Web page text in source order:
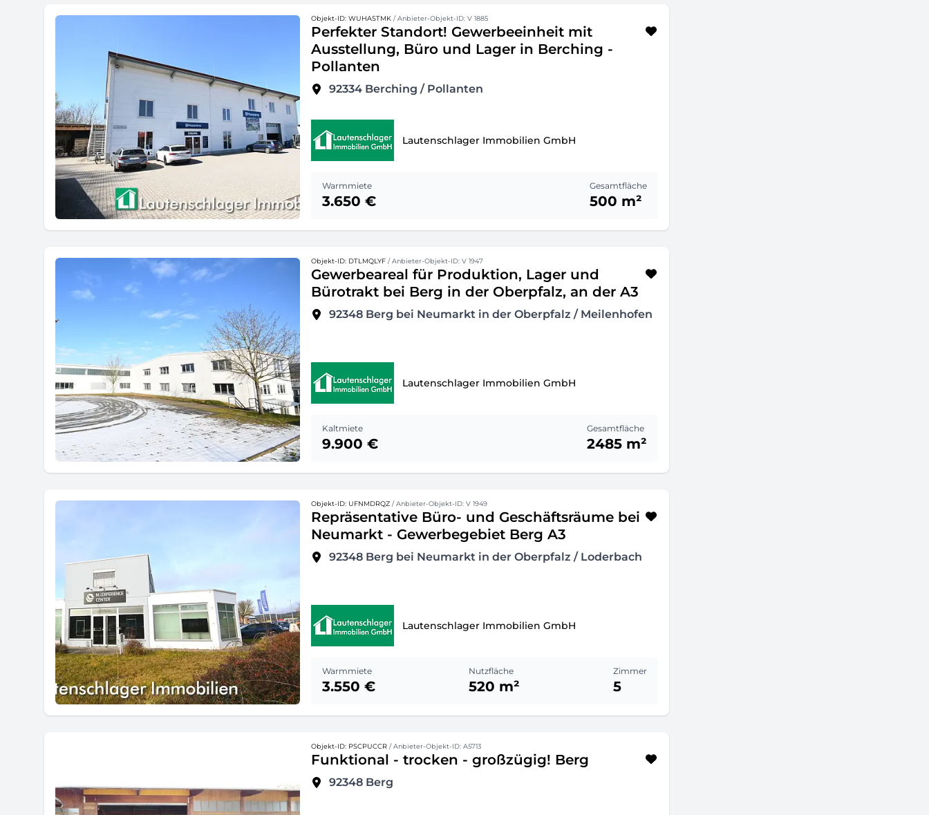
Objekt-ID: WUHASTMK / Anbieter-Objekt-ID: V 1885
Perfekter Standort! Gewerbeeinheit mit
Ausstellung, Büro und Lager in Berching -
Pollanten
92334 Berching / Pollanten
Lautenschlager Immobilien GmbH
Warmmiete
3.650 €
Gesamtfläche
500 m²
Objekt-ID: DTLMQLYF / Anbieter-Objekt-ID: V 1947
Gewerbeareal für Produktion, Lager und
Bürotrakt bei Berg in der Oberpfalz, an der A3
92348 Berg bei Neumarkt in der Oberpfalz / Meilenhofen
Lautenschlager Immobilien GmbH
Kaltmiete
9.900 €
Gesamtfläche
2485 m²
Objekt-ID: UFNMDRQZ / Anbieter-Objekt-ID: V 1949
Repräsentative Büro- und Geschäftsräume bei
Neumarkt - Gewerbegebiet Berg A3
92348 Berg bei Neumarkt in der Oberpfalz / Loderbach
Lautenschlager Immobilien GmbH
Warmmiete
3.550 €
Nutzfläche
520 m²
Zimmer
5
Objekt-ID: PSCPUCCR / Anbieter-Objekt-ID: A5713
Funktional - trocken - großzügig! Berg
92348 Berg